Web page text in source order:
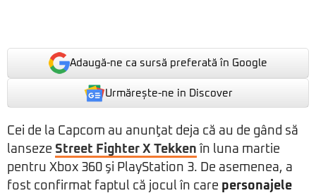
Adaugă-ne ca sursă preferată în Google
Urmărește-ne in Discover
Cei de la Capcom au anunţat deja că au de gând să
lanseze Street Fighter X Tekken în luna martie
pentru Xbox 360 şi PlayStation 3. De asemenea, a
fost confirmat faptul că jocul în care personajele